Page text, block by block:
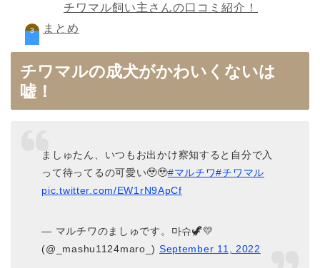
チワマル飼い主さんの口コミ紹介！
まとめ
チワマルの成犬がかわいくないは
嘘！
ましゅたん、いつもお出かけ察知すると自分で入
って待ってるの可愛い🥹🥹#マルチワ#チワマル
pic.twitter.com/EW1rN9ApCf
— マルチワのましゅです。마슈🦖💛
(@_mashu1124maro_) September 11, 2022